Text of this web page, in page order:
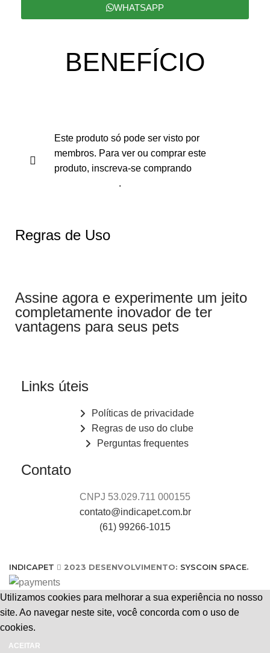
WHATSAPP
BENEFÍCIO
Este produto só pode ser visto por
membros. Para ver ou comprar este
produto, inscreva-se comprando
.
Regras de Uso
Assine agora e experimente um jeito
completamente inovador de ter
vantagens para seus pets
Links úteis
Políticas de privacidade
Regras de uso do clube
Perguntas frequentes
Contato
CNPJ 53.029.711 000155
contato@indicapet.com.br
(61) 99266-1015
INDICAPET 2023 DESENVOLVIMENTO: SYSCOIN SPACE.
Utilizamos cookies para melhorar a sua experiência no nosso
site. Ao navegar neste site, você concorda com o uso de
cookies.
ACEITAR